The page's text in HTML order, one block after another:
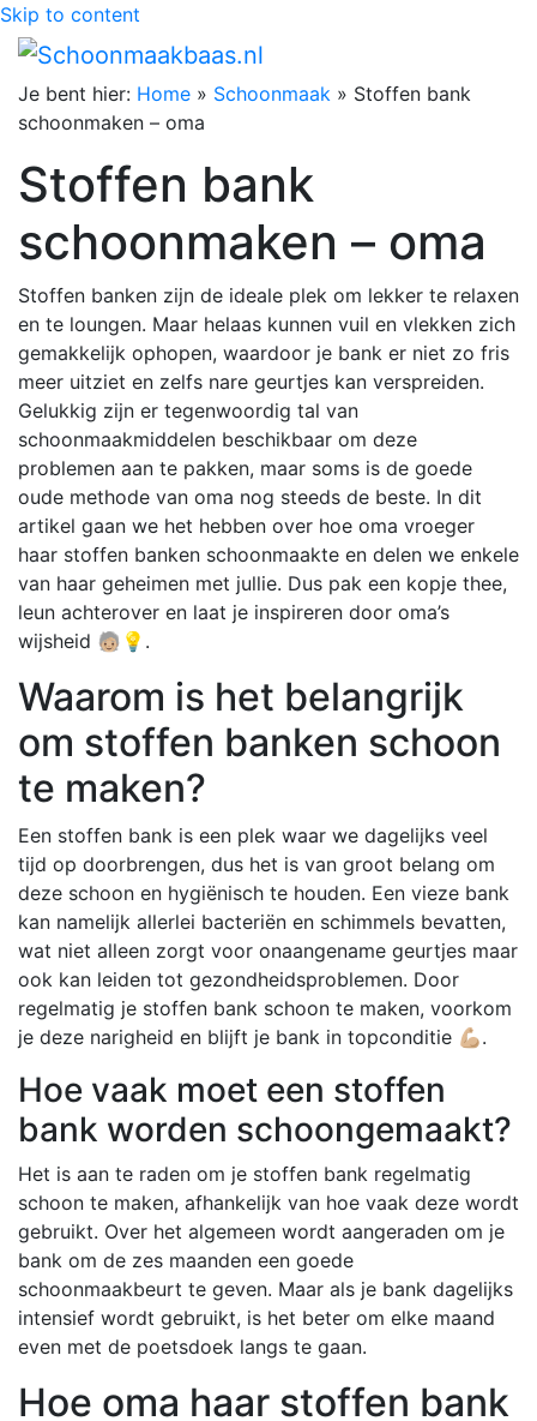
Skip to content
Je bent hier: Home » Schoonmaak » Stoffen bank
schoonmaken – oma
Stoffen bank
schoonmaken – oma
Stoffen banken zijn de ideale plek om lekker te relaxen
en te loungen. Maar helaas kunnen vuil en vlekken zich
gemakkelijk ophopen, waardoor je bank er niet zo fris
meer uitziet en zelfs nare geurtjes kan verspreiden.
Gelukkig zijn er tegenwoordig tal van
schoonmaakmiddelen beschikbaar om deze
problemen aan te pakken, maar soms is de goede
oude methode van oma nog steeds de beste. In dit
artikel gaan we het hebben over hoe oma vroeger
haar stoffen banken schoonmaakte en delen we enkele
van haar geheimen met jullie. Dus pak een kopje thee,
leun achterover en laat je inspireren door oma’s
wijsheid 🧓🏼💡.
Waarom is het belangrijk
om stoffen banken schoon
te maken?
Een stoffen bank is een plek waar we dagelijks veel
tijd op doorbrengen, dus het is van groot belang om
deze schoon en hygiënisch te houden. Een vieze bank
kan namelijk allerlei bacteriën en schimmels bevatten,
wat niet alleen zorgt voor onaangename geurtjes maar
ook kan leiden tot gezondheidsproblemen. Door
regelmatig je stoffen bank schoon te maken, voorkom
je deze narigheid en blijft je bank in topconditie 💪🏼.
Hoe vaak moet een stoffen
bank worden schoongemaakt?
Het is aan te raden om je stoffen bank regelmatig
schoon te maken, afhankelijk van hoe vaak deze wordt
gebruikt. Over het algemeen wordt aangeraden om je
bank om de zes maanden een goede
schoonmaakbeurt te geven. Maar als je bank dagelijks
intensief wordt gebruikt, is het beter om elke maand
even met de poetsdoek langs te gaan.
Hoe oma haar stoffen bank